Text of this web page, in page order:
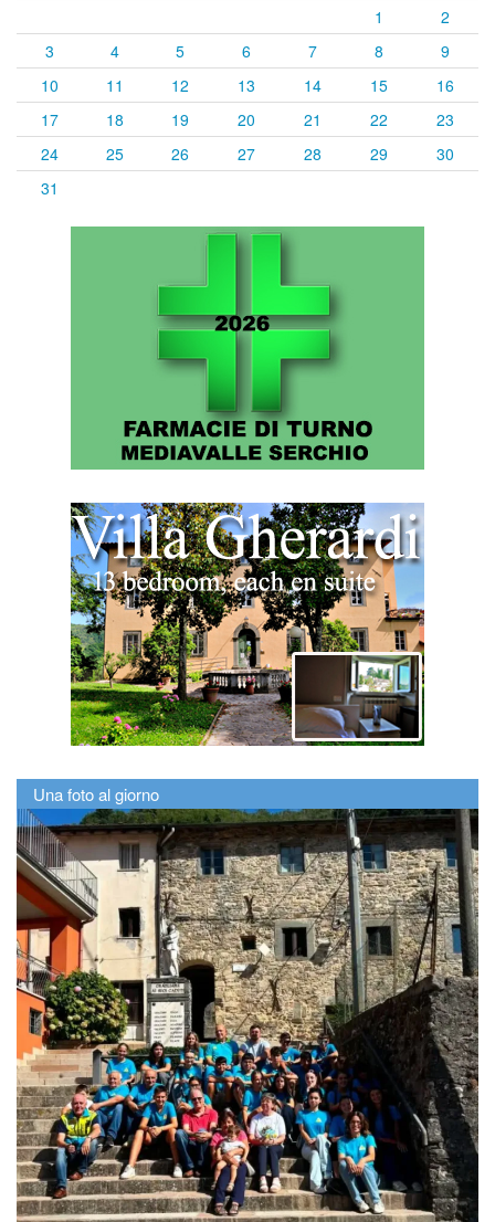
1
2
3
4 5 6 7 8
9
10
11 12 13 14 15
16
17
18 19 20 21 22
23
24
25 26 27 28 29
30
31
Una foto al giorno